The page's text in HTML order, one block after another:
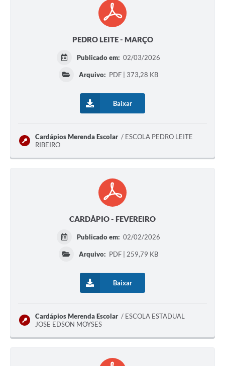
PEDRO LEITE - MARÇO
Publicado em: 02/03/2026
Arquivo: PDF | 373,28 KB
Baixar
Cardápios Merenda Escolar
ESCOLA PEDRO LEITE
RIBEIRO
CARDÁPIO - FEVEREIRO
Publicado em: 02/02/2026
Arquivo: PDF | 259,79 KB
Baixar
Cardápios Merenda Escolar
ESCOLA ESTADUAL
JOSE EDSON MOYSES